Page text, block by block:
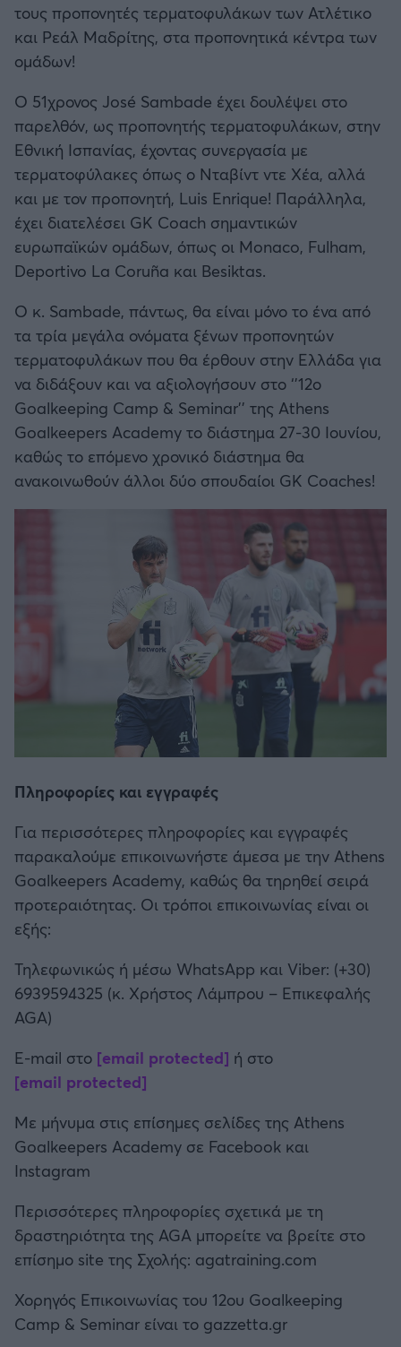
Παρί Σεν Ζερμέν
τους προπονητές τερματοφυλάκων των Ατλέτικο
και Ρεάλ Μαδρίτης, στα προπονητικά κέντρα των
ομάδων!
Ο 51χρονος José Sambade έχει δουλέψει στο
παρελθόν, ως προπονητής τερματοφυλάκων, στην
Εθνική Ισπανίας, έχοντας συνεργασία με
τερματοφύλακες όπως ο Νταβίντ ντε Χέα, αλλά
και με τον προπονητή, Luis Enrique! Παράλληλα,
έχει διατελέσει GK Coach σημαντικών
ευρωπαϊκών ομάδων, όπως οι Monaco, Fulham,
Deportivo La Coruña και Besiktas.
Ο κ. Sambade, πάντως, θα είναι μόνο το ένα από
τα τρία μεγάλα ονόματα ξένων προπονητών
τερματοφυλάκων που θα έρθουν στην Ελλάδα για
να διδάξουν και να αξιολογήσουν στο ‘’12ο
Goalkeeping Camp & Seminar’’ της Athens
Goalkeepers Academy το διάστημα 27-30 Ιουνίου,
καθώς το επόμενο χρονικό διάστημα θα
ανακοινωθούν άλλοι δύο σπουδαίοι GK Coaches!
Πληροφορίες και εγγραφές
Για περισσότερες πληροφορίες και εγγραφές
παρακαλούμε επικοινωνήστε άμεσα με την Athens
Goalkeepers Academy, καθώς θα τηρηθεί σειρά
προτεραιότητας. Οι τρόποι επικοινωνίας είναι οι
εξής:
Τηλεφωνικώς ή μέσω WhatsApp και Viber: (+30)
6939594325 (κ. Χρήστος Λάμπρου – Επικεφαλής
AGA)
E-mail στο [email protected] ή στο
[email protected]
Με μήνυμα στις επίσημες σελίδες της Athens
Goalkeepers Academy σε Facebook και
Instagram
Περισσότερες πληροφορίες σχετικά με τη
δραστηριότητα της AGA μπορείτε να βρείτε στο
επίσημο site της Σχολής: agatraining.com
Χορηγός Επικοινωνίας του 12ου Goalkeeping
Camp & Seminar είναι το gazzetta.gr